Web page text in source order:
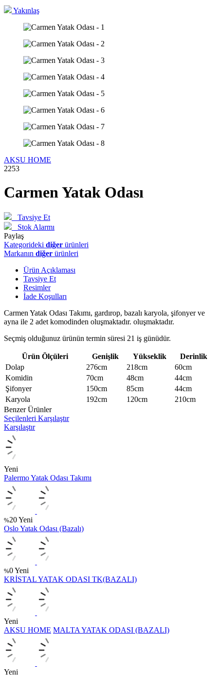
Yakınlaş
AKSU HOME
2253
Carmen Yatak Odası
Tavsiye Et
Stok Alarmı
Paylaş
Kategorideki diğer ürünleri
Markanın diğer ürünleri
Ürün Açıklaması
Tavsiye Et
Resimler
İade Koşulları
Carmen Yatak Odası Takımı, gardırop, bazalı karyola, şifonyer ve
ayna ile 2 adet komodinden oluşmaktadır. oluşmaktadır.
Seçmiş olduğunuz ürünün termin süresi 21 iş günüdür.
Ürün Ölçüleri Genişlik Yükseklik
Derinlik
Dolap
276cm 218cm
60cm
Komidin
70cm 48cm
44cm
Şifonyer
150cm 85cm
44cm
Karyola
192cm 120cm
210cm
Benzer Ürünler
Seçilenleri Karşılaştır
Karşılaştır
Yeni
Palermo Yatak Odası Takımı
%20Yeni
Oslo Yatak Odası (Bazalı)
%0Yeni
KRİSTAL YATAK ODASI TK(BAZALI)
Yeni
AKSU HOME MALTA YATAK ODASI (BAZALI)
Yeni